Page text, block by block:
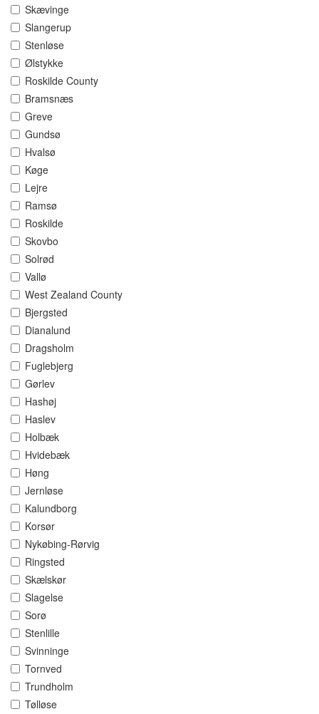
Skævinge
Slangerup
Stenløse
Ølstykke
Roskilde County
Bramsnæs
Greve
Gundsø
Hvalsø
Køge
Lejre
Ramsø
Roskilde
Skovbo
Solrød
Vallø
West Zealand County
Bjergsted
Dianalund
Dragsholm
Fuglebjerg
Gørlev
Hashøj
Haslev
Holbæk
Hvidebæk
Høng
Jernløse
Kalundborg
Korsør
Nykøbing-Rørvig
Ringsted
Skælskør
Slagelse
Sorø
Stenlille
Svinninge
Tornved
Trundholm
Tølløse